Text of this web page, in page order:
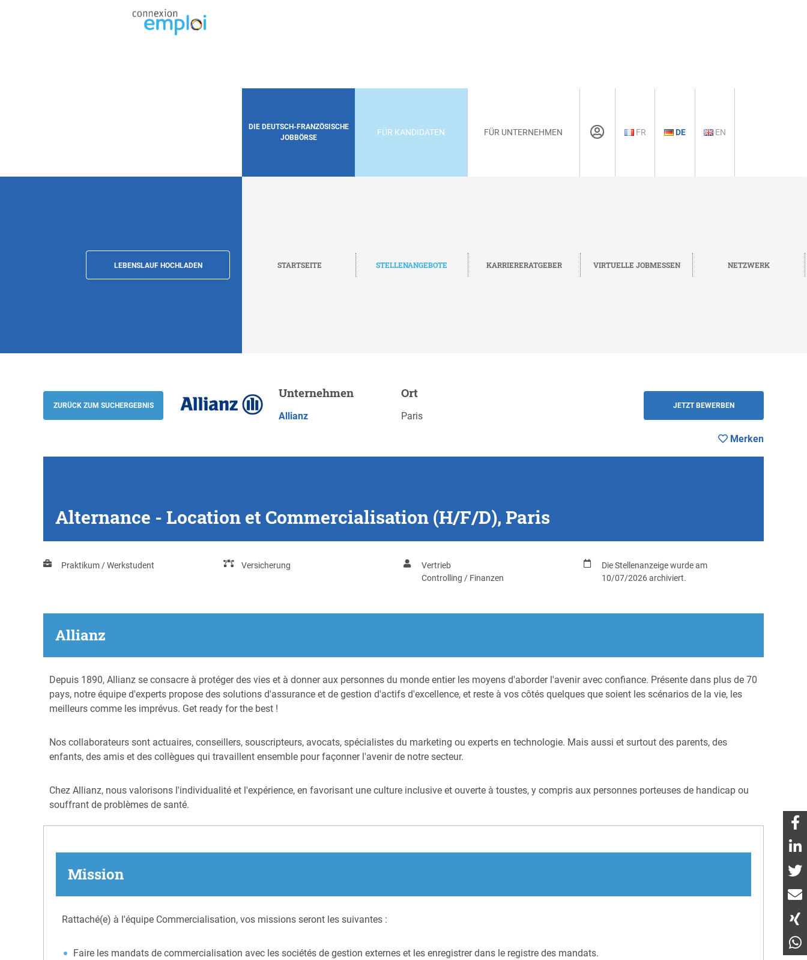
DIE DEUTSCH-FRANZÖSISCHE
JOBBÖRSE
FÜR KANDIDATEN FÜR UNTERNEHMEN FR DE EN
LEBENSLAUF HOCHLADEN STARTSEITE STELLENANGEBOTE KARRIERERATGEBER VIRTUELLE JOBMESSEN NETZWERK
Allianz
JETZT BEWERBEN
ZURÜCK ZUM SUCHERGEBNIS
Unternehmen
Allianz
Ort
Paris
JETZT BEWERBEN
Merken
Alternance - Location et Commercialisation (H/F/D), Paris
Praktikum / Werkstudent Versicherung
Vertrieb
Controlling / Finanzen
Die Stellenanzeige wurde am
10/07/2026 archiviert.
Allianz
Depuis 1890, Allianz se consacre à protéger des vies et à donner aux personnes du monde entier les moyens d'aborder l'avenir avec confiance. Présente dans plus de 70
pays, notre équipe d'experts propose des solutions d'assurance et de gestion d'actifs d'excellence, et reste à vos côtés quelques que soient les scénarios de la vie, les
meilleurs comme les imprévus. Get ready for the best !
Nos collaborateurs sont actuaires, conseillers, souscripteurs, avocats, spécialistes du marketing ou experts en technologie. Mais aussi et surtout des parents, des
enfants, des amis et des collègues qui travaillent ensemble pour façonner l'avenir de notre secteur.
Chez Allianz, nous valorisons l'individualité et l'expérience, en favorisant une culture inclusive et ouverte à toustes, y compris aux personnes porteuses de handicap ou
souffrant de problèmes de santé.
Mission
Rattaché(e) à l'équipe Commercialisation, vos missions seront les suivantes :
Faire les mandats de commercialisation avec les sociétés de gestion externes et les enregistrer dans le registre des mandats.